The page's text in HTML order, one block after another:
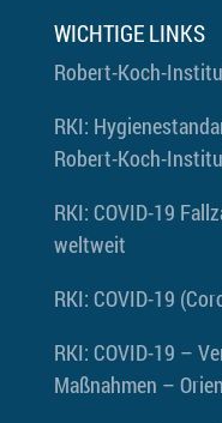
WICHTIGE LINKS
Robert-Koch-
RKI:
Robert-Koch-
RKI: COVID-19
weltweit
RKI: COVID-19
RKI: COVID-19 –
Maßnahmen –